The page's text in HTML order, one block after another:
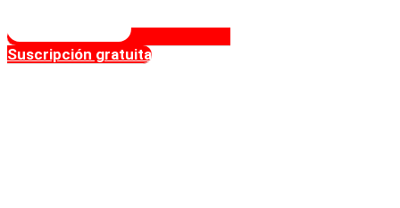
Suscripción gratuita